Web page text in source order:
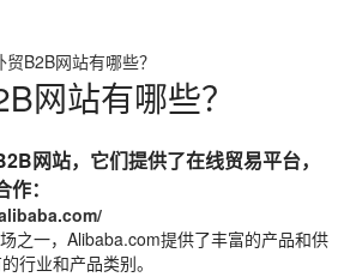
B2B网站有哪些？
网站有哪些？
网站，它们提供了在线贸易平台，
：
之一，Alibaba.com提供了丰富的产品和供
行业和产品类别。